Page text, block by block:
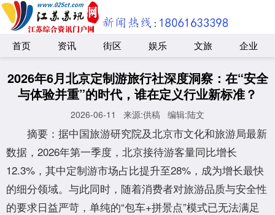
首页 资讯 街区 娱乐 文旅 企业
2026年6月北京定制游旅行社深度洞察：在“安全
与体验并重”的时代，谁在定义行业新标准？
2026-06-11 来源:供稿 编辑:陆文
摘要：据中国旅游研究院及北京市文化和旅游局最新
数据，2026年第一季度，北京接待游客量同比增长
12.3%，其中定制游市场占比提升至28%，成为增长最快
的细分领域。与此同时，随着消费者对旅游品质与安全性
的要求日益严苛，单纯的“包车+拼景点”模式已无法满足